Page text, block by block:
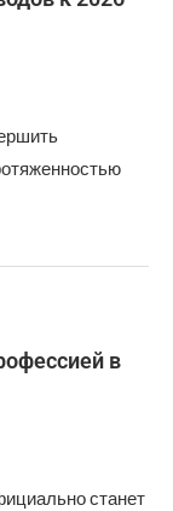
в
станет